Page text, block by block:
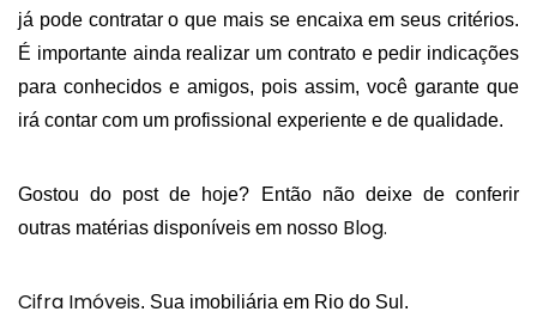
já pode contratar o que mais se encaixa em seus critérios.
É importante ainda realizar um contrato e pedir indicações
para conhecidos e amigos, pois assim, você garante que
irá contar com um profissional experiente e de qualidade.
Gostou do post de hoje? Então não deixe de conferir
outras matérias disponíveis em nosso Blog.
Cifra Imóveis. Sua imobiliária em Rio do Sul.